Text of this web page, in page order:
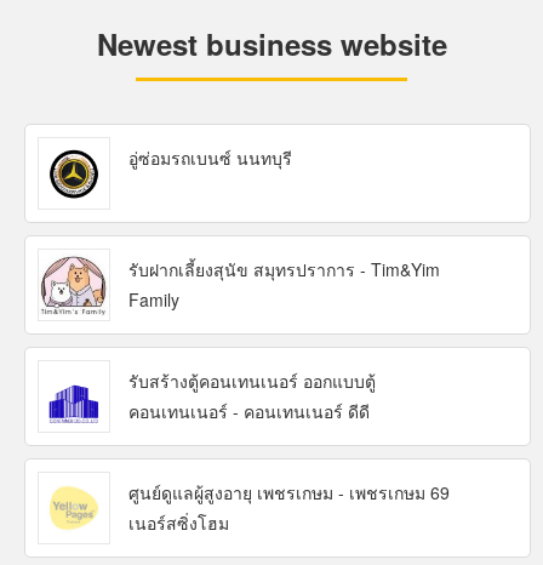
Newest business website
อู่ซ่อมรถเบนซ์ นนทบุรี
รับฝากเลี้ยงสุนัข สมุทรปราการ - Tim&Yim
Family
รับสร้างตู้คอนเทนเนอร์ ออกแบบตู้
คอนเทนเนอร์ - คอนเทนเนอร์ ดีดี
ศูนย์ดูแลผู้สูงอายุ เพชรเกษม - เพชรเกษม 69
เนอร์สซิ่งโฮม